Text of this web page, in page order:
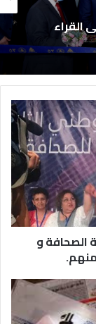
القراء
الصحافة و